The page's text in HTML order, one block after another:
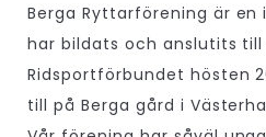
Berga Ryttarförening är en
har bildats och anslutits till
Ridsportförbundet hösten
till på Berga gård i